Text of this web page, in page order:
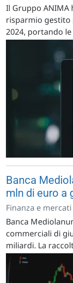
Il Gruppo
risparmio gestito
2024, portando
Banca
mln di euro a
Finanza e
Banca
commerciali di
miliardi. La